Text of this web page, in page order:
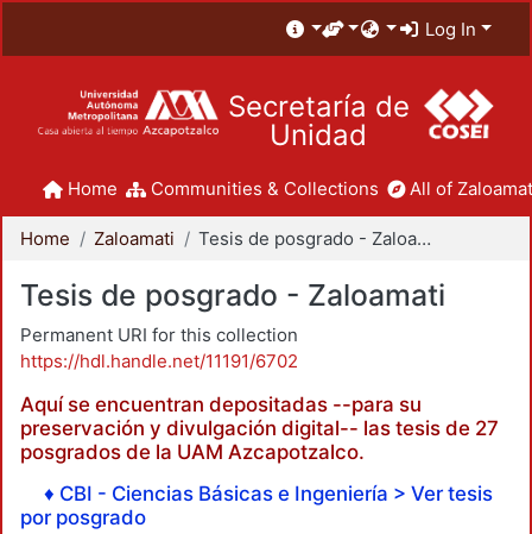
Log In
Secretaría de
Unidad
Home Communities & Collections All of
Home Zaloamati Tesis de posgrado - Zaloamati
Tesis de posgrado - Zaloamati
Permanent URI for this collection
https://hdl.handle.net/11191/6702
Aquí se encuentran depositadas --para su
preservación y divulgación digital-- las tesis de 27
posgrados de la UAM Azcapotzalco.
♦ CBI - Ciencias Básicas e Ingeniería > Ver tesis
por posgrado